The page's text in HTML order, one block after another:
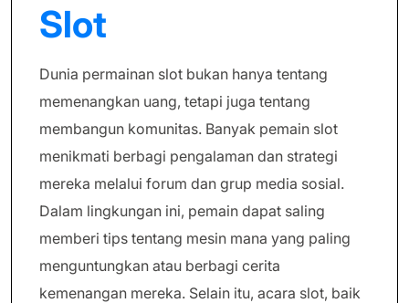
Slot
Dunia permainan slot bukan hanya tentang
memenangkan uang, tetapi juga tentang
membangun komunitas. Banyak pemain slot
menikmati berbagi pengalaman dan strategi
mereka melalui forum dan grup media sosial.
Dalam lingkungan ini, pemain dapat saling
memberi tips tentang mesin mana yang paling
menguntungkan atau berbagi cerita
kemenangan mereka. Selain itu, acara slot, baik